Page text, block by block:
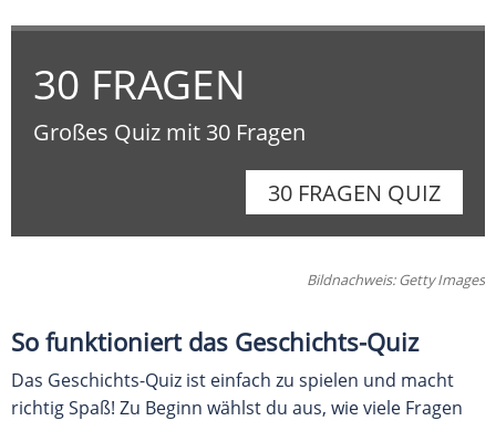
So funktioniert das Geschichts-Quiz
Das Geschichts-Quiz ist einfach zu spielen und macht
richtig Spaß! Zu Beginn wählst du aus, wie viele Fragen